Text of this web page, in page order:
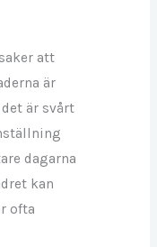
att
är
är svårt
dagarna
kan
ofta